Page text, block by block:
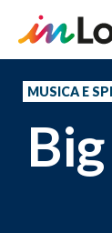
principale
MUSICA E